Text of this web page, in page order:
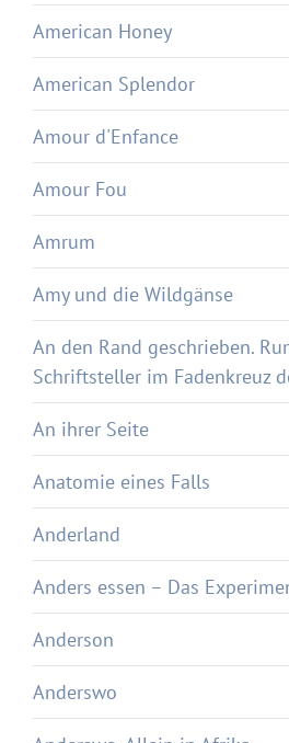
American Honey
American Splendor
Amour d'Enfance
Amour Fou
Amrum
Amy und die Wildgänse
An den Rand geschrieben.
Schriftsteller im Fadenkreuz
An ihrer Seite
Anatomie eines Falls
Anderland
Anders essen – Das
Anderson
Anderswo